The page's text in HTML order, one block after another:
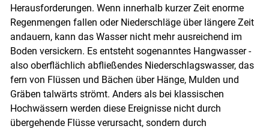
Herausforderungen. Wenn innerhalb kurzer Zeit enorme
Regenmengen fallen oder Niederschläge über längere Zeit
andauern, kann das Wasser nicht mehr ausreichend im
Boden versickern. Es entsteht sogenanntes Hangwasser -
also oberflächlich abfließendes Niederschlagswasser, das
fern von Flüssen und Bächen über Hänge, Mulden und
Gräben talwärts strömt. Anders als bei klassischen
Hochwässern werden diese Ereignisse nicht durch
übergehende Flüsse verursacht, sondern durch